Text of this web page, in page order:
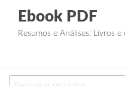
Ebook PDF
Resumos e Análises: Livros